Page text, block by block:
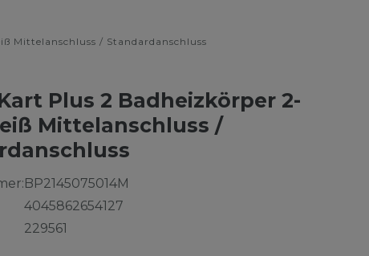
Mittelanschluss / Standardanschluss
Plus 2 Badheizkörper 2-
Mittelanschluss /
BP2145075014M
4045862654127
229561